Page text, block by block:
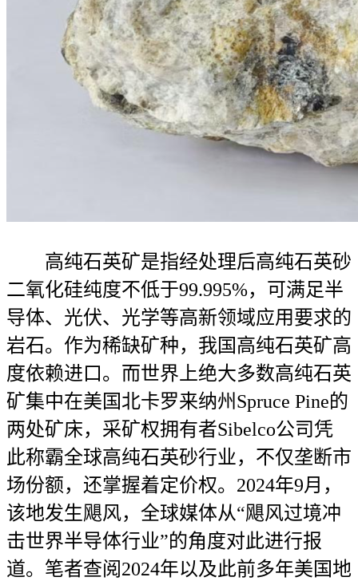
高纯石英矿是指经处理后高纯石英砂
二氧化硅纯度不低于99.995%，可满足半
导体、光伏、光学等高新领域应用要求的
岩石。作为稀缺矿种，我国高纯石英矿高
度依赖进口。而世界上绝大多数高纯石英
矿集中在美国北卡罗来纳州Spruce Pine的
两处矿床，采矿权拥有者Sibelco公司凭
此称霸全球高纯石英砂行业，不仅垄断市
场份额，还掌握着定价权。2024年9月，
该地发生飓风，全球媒体从“飓风过境冲
击世界半导体行业”的角度对此进行报
道。笔者查阅2024年以及此前多年美国地